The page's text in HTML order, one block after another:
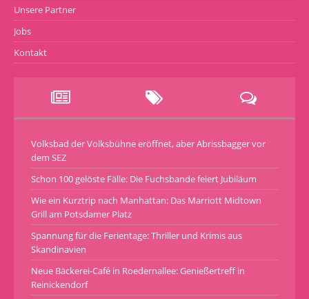
Unsere Partner
Jobs
Kontakt
Volksbad der Volksbühne eröffnet, aber Abrissbagger vor
dem SEZ
Schon 100 gelöste Fälle: Die Fuchsbande feiert Jubiläum
Wie ein Kurztrip nach Manhattan: Das Marriott Midtown
Grill am Potsdamer Platz
Spannung für die Ferientage: Thriller und Krimis aus
Skandinavien
Neue Bäckerei-Café in Roedernallee: Genießertreff in
Reinickendorf